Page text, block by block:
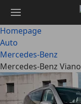
naar
hoofdinhoud
Homepage
Auto
Mercedes-Benz
Mercedes-Benz Viano